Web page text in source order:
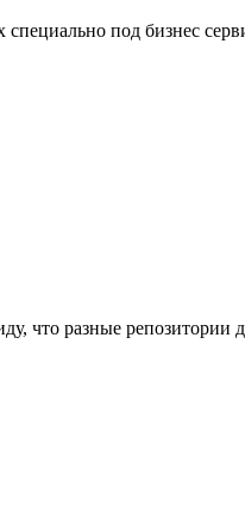
под бизнес
что разные